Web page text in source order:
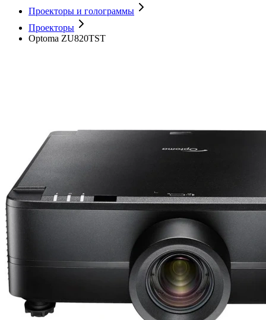
Проекторы и голограммы
Проекторы
Optoma ZU820TST